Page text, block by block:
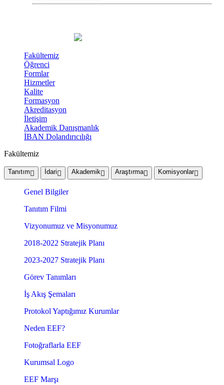
Fakültemiz
Öğrenci
Formlar
Hizmetler
Kalite
Formasyon
Akreditasyon
İletişim
Akademik Danışmanlık
İBAN Dolandırıcılığı
Fakültemiz
Tanıtım İdari Akademik Araştırma Komisyonlar
Genel Bilgiler
Tanıtım Filmi
Vizyonumuz ve Misyonumuz
2018-2022 Stratejik Planı
2023-2027 Stratejik Planı
Görev Tanımları
İş Akış Şemaları
Protokol Yaptığımız Kurumlar
Neden EEF?
Fotoğraflarla EEF
Kurumsal Logo
EEF Marşı